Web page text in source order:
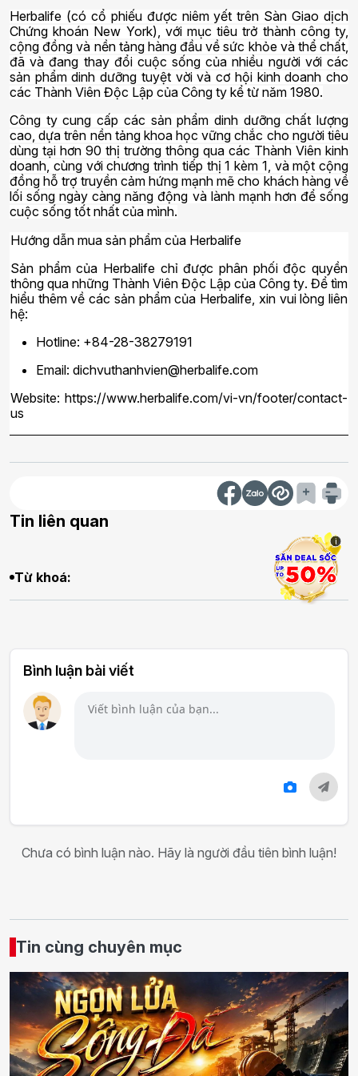
Herbalife (có cổ phiếu được niêm yết trên Sàn Giao dịch
Chứng khoán New York), với mục tiêu trở thành công ty,
cộng đồng và nền tảng hàng đầu về sức khỏe và thể chất,
đã và đang thay đổi cuộc sống của nhiều người với các
sản phẩm dinh dưỡng tuyệt vời và cơ hội kinh doanh cho
các Thành Viên Độc Lập của Công ty kể từ năm 1980.
Công ty cung cấp các sản phẩm dinh dưỡng chất lượng
cao, dựa trên nền tảng khoa học vững chắc cho người tiêu
dùng tại hơn 90 thị trường thông qua các Thành Viên kinh
doanh, cùng với chương trình tiếp thị 1 kèm 1, và một cộng
đồng hỗ trợ truyền cảm hứng mạnh mẽ cho khách hàng về
lối sống ngày càng năng động và lành mạnh hơn để sống
cuộc sống tốt nhất của mình.
Hướng dẫn mua sản phẩm của Herbalife
Sản phẩm của Herbalife chỉ được phân phốiđộc quyền
thông qua những Thành Viên Độc Lập của Công ty. Để tìm
hiểu thêm về các sản phẩm của Herbalife, xin vui lòng liên
hệ:
Hotline: +84-28-38279191
Email: dichvuthanhvien@herbalife.com
Website: https://www.herbalife.com/vi-vn/footer/contact-
us
Tin liên quan
Từ khoá:
Bình luận bài viết
Chưa có bình luận nào. Hãy là người đầu tiên bình luận!
Tin cùng chuyên mục
i